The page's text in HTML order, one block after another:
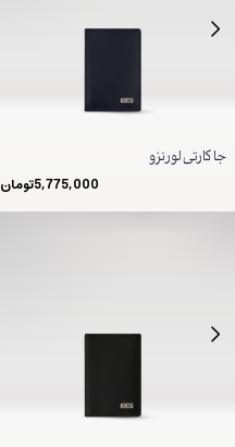
جا کارتی لورنزو
5,775,000تومان